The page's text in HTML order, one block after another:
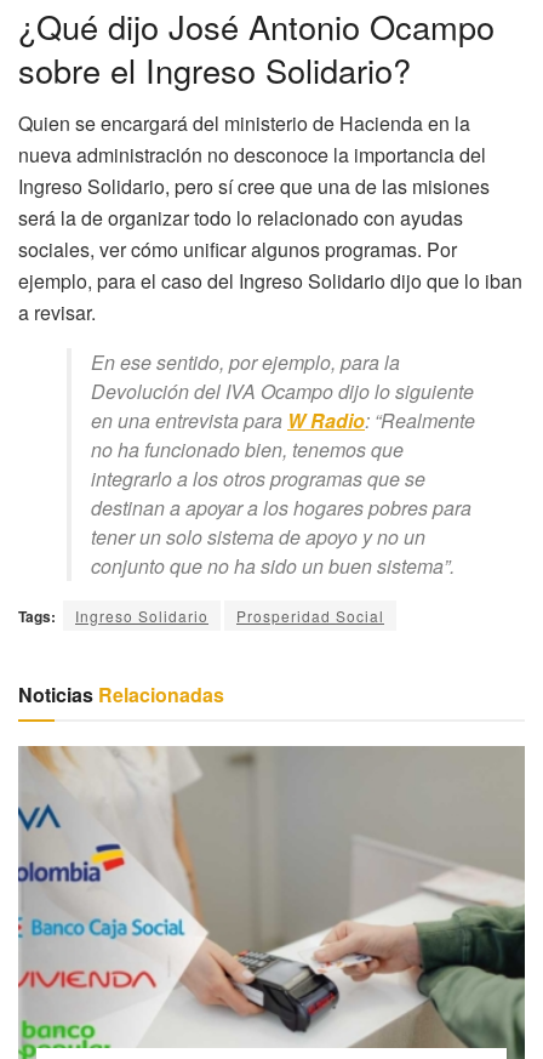
¿Qué dijo José Antonio Ocampo
sobre el Ingreso Solidario?
Quien se encargará del ministerio de Hacienda en la
nueva administración no desconoce la importancia del
Ingreso Solidario, pero sí cree que una de las misiones
será la de organizar todo lo relacionado con ayudas
sociales, ver cómo unificar algunos programas. Por
ejemplo, para el caso del Ingreso Solidario dijo que lo iban
a revisar.
En ese sentido, por ejemplo, para la
Devolución del IVA Ocampo dijo lo siguiente
en una entrevista para W Radio: “Realmente
no ha funcionado bien, tenemos que
integrarlo a los otros programas que se
destinan a apoyar a los hogares pobres para
tener un solo sistema de apoyo y no un
conjunto que no ha sido un buen sistema”.
Tags: Ingreso Solidario Prosperidad Social
Noticias Relacionadas